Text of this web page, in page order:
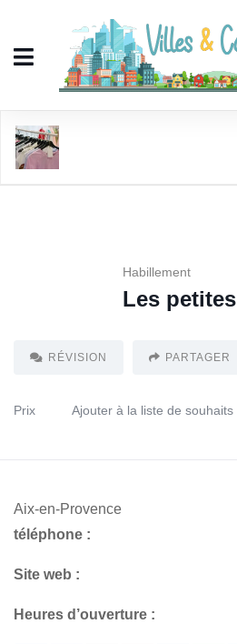
Habillement
Les petites
RÉVISION PARTAGER
Prix Ajouter à la liste de souhaits
Aix-en-Provence
téléphone :
Site web :
Heures d’ouverture :